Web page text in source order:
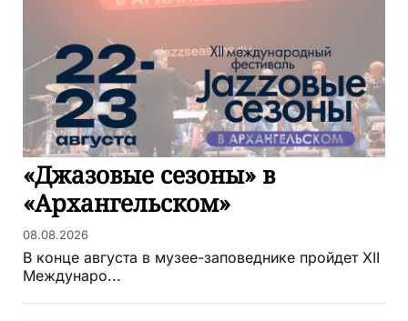
«Джазовые сезоны» в
«Архангельском»
08.08.2026
В конце августа в музее-заповеднике пройдет XII
Междунаро...